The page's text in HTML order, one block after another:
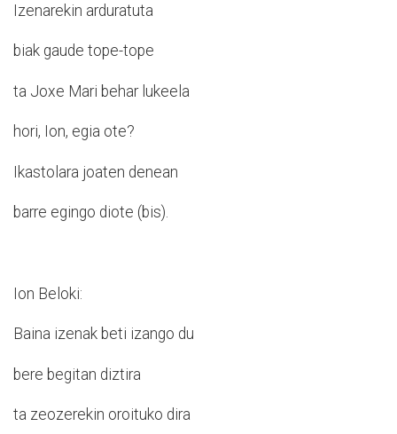
Izenarekin arduratuta
biak gaude tope-tope
ta Joxe Mari behar lukeela
hori, Ion, egia ote?
Ikastolara joaten denean
barre egingo diote (bis).
Ion Beloki:
Baina izenak beti izango du
bere begitan diztira
ta zeozerekin oroituko dira